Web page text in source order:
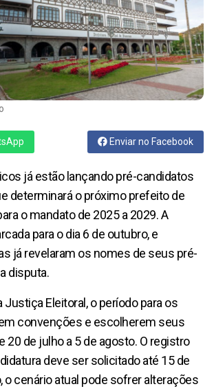
Enviar no Facebook
já estão lançando pré-candidatos
determinará o próximo prefeito de
o mandato de 2025 a 2029. A
para o dia 6 de outubro, e
já revelaram os nomes de seus pré-
disputa.
Justiça Eleitoral, o período para os
convenções e escolherem seus
20 de julho a 5 de agosto. O registro
deve ser solicitado até 15 de
o cenário atual pode sofrer alterações